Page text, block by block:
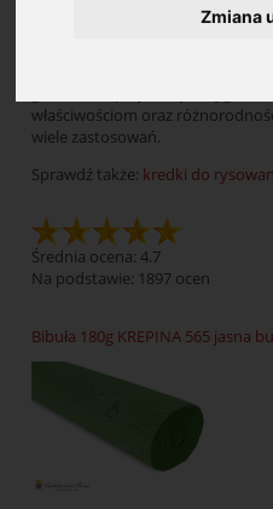
Zmiana
Wyjątkowo popularnymi
właściwościom oraz
wiele zastosowań.
Sprawdź także: kredki do
Średnia ocena: 4.7
Na podstawie: 1897 ocen
Bibuła 180g KREPINA 565 jasna